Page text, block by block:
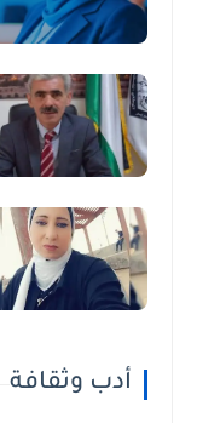
أدب وثقافة